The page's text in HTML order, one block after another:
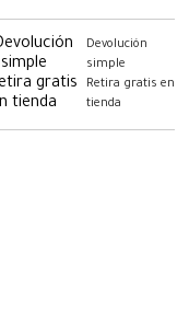
Devolución
simple
Retira gratis en
tienda